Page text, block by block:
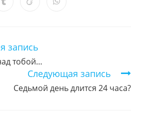
новомновомновом
Открывается
ОткрываетсяОткрывается
запись
тобой…
Следующая запись
Седьмой день длится 24 часа?